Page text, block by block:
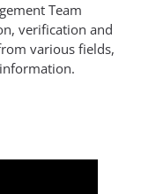
Team
verification and
various fields,